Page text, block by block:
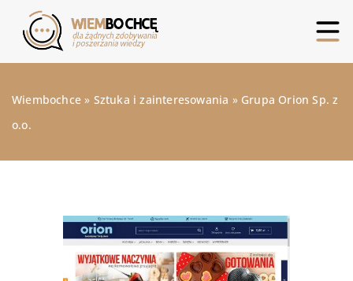
Wiembochce » Sztuka i zainteresowania » Grupa Orion Sp. z
o.o.